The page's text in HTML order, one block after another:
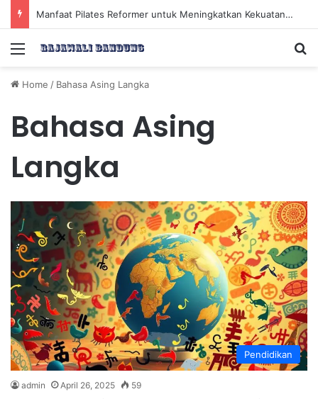
Manfaat Pilates Reformer untuk Meningkatkan Kekuatan Otot Inti Secara Efektif
Menu
Home / Bahasa Asing Langka
Bahasa Asing
Langka
Pendidikan
admin April 26, 2025 59